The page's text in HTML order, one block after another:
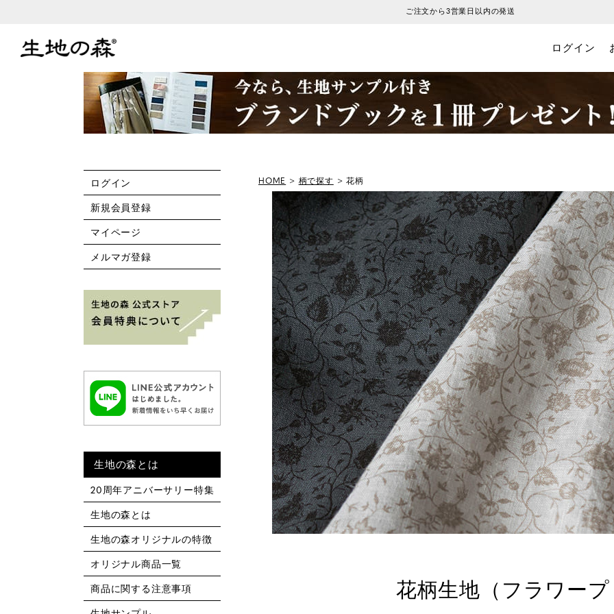
ご注文から3営業日以内の発送
ログイン
HOME 柄で探す 花柄
花柄生地（フラワー
ログイン
新規会員登録
マイページ
メルマガ登録
生地の森とは
20周年アニバーサリー特集
生地の森とは
生地の森オリジナルの特徴
オリジナル商品一覧
商品に関する注意事項